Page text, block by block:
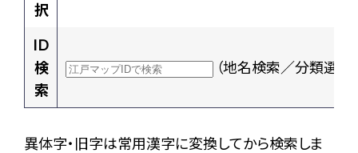
択
ID
検
索
（地名検索／分類選択
異体字・旧字は常用漢字に変換してから検索しま